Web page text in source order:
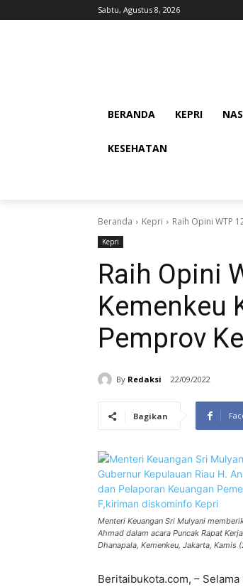
Sabtu, Agustus 8, 2026
BERANDA KEPRI
KESEHATAN
Beranda Kepri Raih Opini WTP
Kepri
Raih Opini
Kemenkeu
Pemprov
By Redaksi 22/09/2022
Bagikan
Menteri Keuangan Sri Mulyani
Ahmad dalam acara Puncak Rapat
Dhanapala, Kemenkeu, Jakarta,
Beritaibukota.com, –